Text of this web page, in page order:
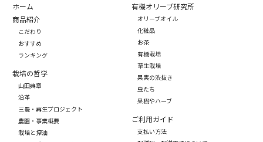
ホーム
商品紹介
こだわり
おすすめ
ランキング
栽培の哲学
山田典章
沿革
三豊・再生プロジェクト
農園・事業概要
栽培と搾油
有機オリーブ研究所
オリーブオイル
化粧品
お茶
有機栽培
草生栽培
果実の渋抜き
虫たち
果樹やハーブ
ご利用ガイド
支払い方法